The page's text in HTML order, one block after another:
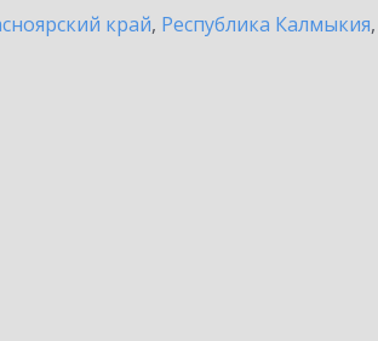
край, Республика Калмыкия,